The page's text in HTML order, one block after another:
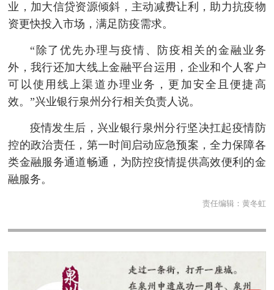
业，加大信贷资源倾斜，主动减费让利，助力抗疫物
资更快投入市场，满足防疫需求。
“除了优先办理与疫情、防疫相关的金融业务
外，我行还加大线上金融平台运用，企业和个人客户
可以使用线上渠道办理业务，更加安全且便捷高
效。”兴业银行泉州分行相关负责人说。
疫情发生后，兴业银行泉州分行坚决扛起疫情防
控的政治责任，第一时间启动应急预案，全力保障各
类金融服务通道畅通，为防控疫情提供高效便利的金
融服务。
责任编辑： 黄冬虹